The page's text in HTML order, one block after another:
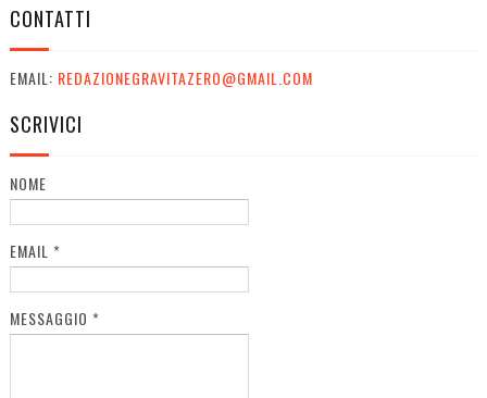
CONTATTI
EMAIL: REDAZIONEGRAVITAZERO@GMAIL.COM
SCRIVICI
NOME
EMAIL *
MESSAGGIO *